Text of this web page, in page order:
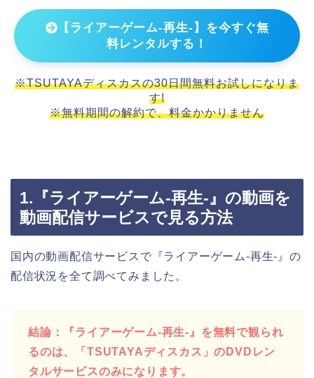
【ライアーゲーム-再生-】を今すぐ無
料レンタルする！
※TSUTAYAディスカスの30日間無料お試しになりま
す!
※無料期間の解約で、料金かかりません
1.『ライアーゲーム-再生-』の動画を
動画配信サービスで見る方法
国内の動画配信サービスで『ライアーゲーム-再生-』の
配信状況を全て調べてみました。
結論：『ライアーゲーム-再生-』を無料で観られ
るのは、「TSUTAYAディスカス」のDVDレン
タルサービスのみになります。